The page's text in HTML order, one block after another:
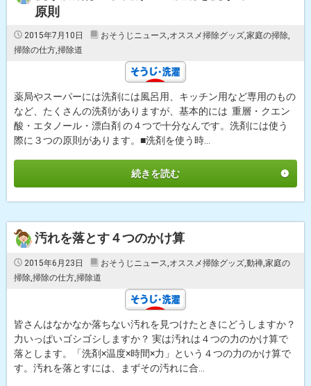
原則
2015年7月10日 おそうじニュース,オススメ掃除グッズ,家庭の掃除,
掃除の仕方,掃除道
薬局やスーパーには洗剤には風呂用、キッチン用など専用のもの
など、たくさんの洗剤がありますが、基本的には 重層・クエン
酸・エタノール・漂白剤 の４つで十分なんです。洗剤には使う
際に３つの原則があります。■洗剤を使う時...
続きを読む
汚れを落とす４つのかけ算
2015年6月23日 おそうじニュース,オススメ掃除グッズ,動禅,家庭の
掃除,掃除の仕方,掃除道
皆さんはなかなか落ちない汚れを見つけたときにどうしますか？
力いっぱいゴシゴシしますか？ 実は汚れは４つの力のかけ算で
落とします。「洗剤×温度×時間×力」という４つの力のかけ算で
す。汚れを落とすには、まずその汚れに合...